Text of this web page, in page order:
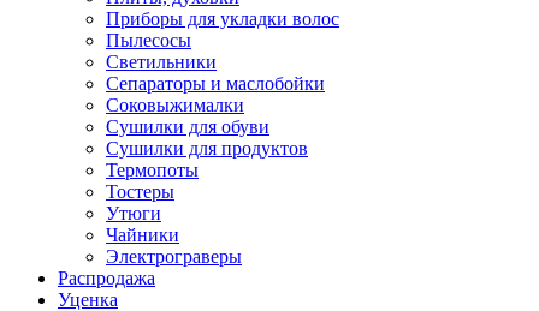
Приборы для укладки волос
Пылесосы
Светильники
Сепараторы и маслобойки
Соковыжималки
Сушилки для обуви
Сушилки для продуктов
Термопоты
Тостеры
Утюги
Чайники
Электрограверы
Распродажа
Уценка